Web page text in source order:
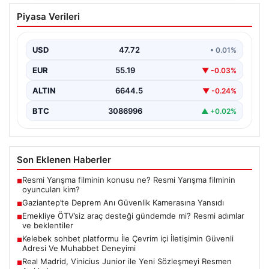
Gaziantep’te Deprem Anı Güvenlik
Kamerasına Yansıdı
meydana gelen 4.5 büyüklüğündeki deprem, bölgede
korku ve endişeye…
Piyasa Verileri
USD 47.72 • 0.01%
EUR 55.19 ▼ -0.03%
ALTIN 6644.5 ▼ -0.24%
BTC 3086996 ▲ +0.02%
Son Eklenen Haberler
■Resmi Yarışma filminin konusu ne? Resmi Yarışma filminin
oyuncuları kim?
■Gaziantep’te Deprem Anı Güvenlik Kamerasına Yansıdı
■Emekliye ÖTV’siz araç desteği gündemde mi? Resmi adımlar
ve beklentiler
■Kelebek sohbet platformu İle Çevrim içi İletişimin Güvenli
Adresi Ve Muhabbet Deneyimi
■Real Madrid, Vinicius Junior ile Yeni Sözleşmeyi Resmen